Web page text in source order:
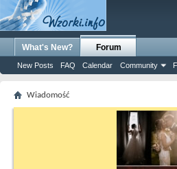
What's New? Forum
New Posts FAQ Calendar Community
Wiadomość